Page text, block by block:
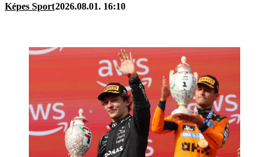
Képes Sport2026.08.01. 16:10